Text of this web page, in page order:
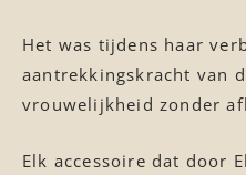
Het was tijdens haar
aantrekkingskracht van
vrouwelijkheid zonder
Elk accessoire dat door